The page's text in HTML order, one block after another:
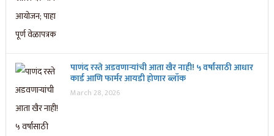
पाणंद रस्ते अडवणाऱ्यांची आता खैर नाही! ५ वर्षांसाठी आधार
कार्ड आणि फार्मर आयडी होणार ब्लॉक
March 28, 2026